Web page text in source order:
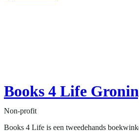
Books 4 Life
Non-profit
Books 4 Life is een tweedehands